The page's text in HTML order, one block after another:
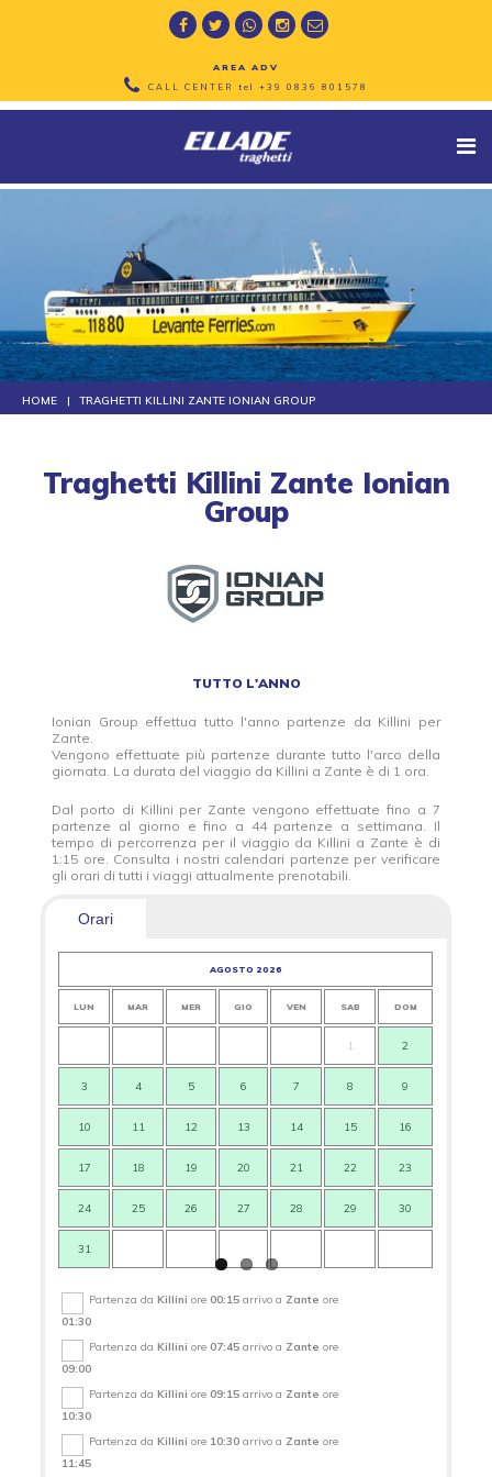
AREA ADV
CALL CENTER tel +39 0836 801578
HOME TRAGHETTI KILLINI ZANTE IONIAN GROUP
Traghetti Killini Zante Ionian
Group
TUTTO L'ANNO
Ionian Group effettua tutto l'anno partenze da Killini per
Zante.
Vengono effettuate più partenze durante tutto l'arco della
giornata. La durata del viaggio da Killini a Zante è di 1 ora.
Dal porto di Killini per Zante vengono effettuate fino a 7
partenze al giorno e fino a 44 partenze a settimana. Il
tempo di percorrenza per il viaggio da Killini a Zante è di
1:15 ore. Consulta i nostri calendari partenze per verificare
gli orari di tutti i viaggi attualmente prenotabili.
Orari
AGOSTO 2026
LUN MAR MER GIO VEN SAB DOM
1 2
3 4 5 6 7 8 9
10 11 12 13 14 15 16
17 18 19 20 21 22 23
24 25 26 27 28 29 30
31
Partenza daKillini ore00:15 arrivo a Zante ore
01:30
Partenza daKillini ore07:45 arrivo a Zante ore
09:00
Partenza daKillini ore09:15 arrivo a Zante ore
10:30
Partenza daKillini ore 10:30 arrivo a Zante ore
11:45